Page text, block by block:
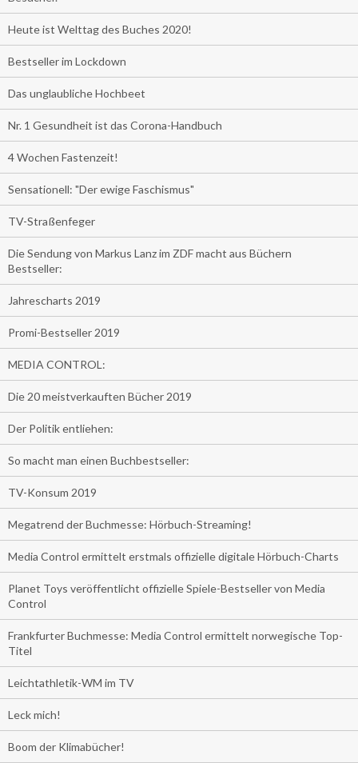
Heute ist Welttag des Buches 2020!
Bestseller im Lockdown
Das unglaubliche Hochbeet
Nr. 1 Gesundheit ist das Corona-Handbuch
4 Wochen Fastenzeit!
Sensationell: "Der ewige Faschismus"
TV-Straßenfeger
Die Sendung von Markus Lanz im ZDF macht aus Büchern
Bestseller:
Jahrescharts 2019
Promi-Bestseller 2019
MEDIA CONTROL:
Die 20 meistverkauften Bücher 2019
Der Politik entliehen:
So macht man einen Buchbestseller:
TV-Konsum 2019
Megatrend der Buchmesse: Hörbuch-Streaming!
Media Control ermittelt erstmals offizielle digitale Hörbuch-Charts
Planet Toys veröffentlicht offizielle Spiele-Bestseller von Media
Control
Frankfurter Buchmesse: Media Control ermittelt norwegische Top-
Titel
Leichtathletik-WM im TV
Leck mich!
Boom der Klimabücher!